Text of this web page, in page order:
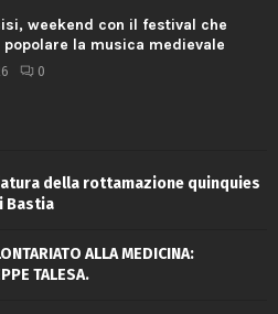
weekend con il festival che
popolare la musica medievale
0
della rottamazione quinquies
Bastia
ALLA MEDICINA:
TALESA.